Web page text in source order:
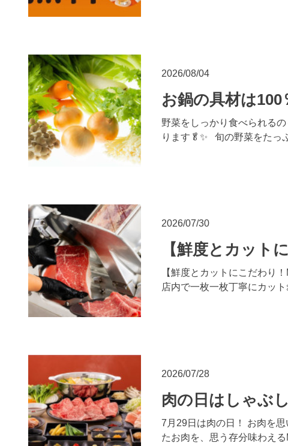
2026/08/04
お鍋の具材は100
野菜をしっかり食べられる
ります🥬✨ 旬の野菜をたっ
2026/07/30
【鮮度とカット
【鮮度とカットにこだわり
店内で一枚一枚丁寧にカッ
2026/07/28
肉の日はしゃぶ
7月29日は肉の日！ お肉を
たお肉を、思う存分味わえ